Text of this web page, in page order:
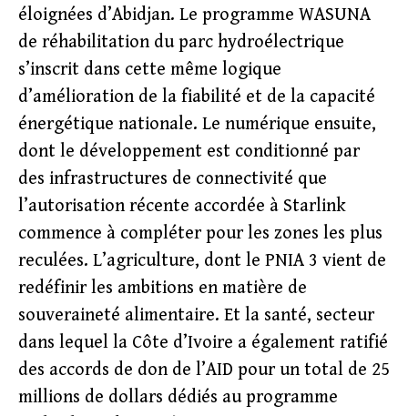
éloignées d’Abidjan. Le programme WASUNA
de réhabilitation du parc hydroélectrique
s’inscrit dans cette même logique
d’amélioration de la fiabilité et de la capacité
énergétique nationale. Le numérique ensuite,
dont le développement est conditionné par
des infrastructures de connectivité que
l’autorisation récente accordée à Starlink
commence à compléter pour les zones les plus
reculées. L’agriculture, dont le PNIA 3 vient de
redéfinir les ambitions en matière de
souveraineté alimentaire. Et la santé, secteur
dans lequel la Côte d’Ivoire a également ratifié
des accords de don de l’AID pour un total de 25
millions de dollars dédiés au programme